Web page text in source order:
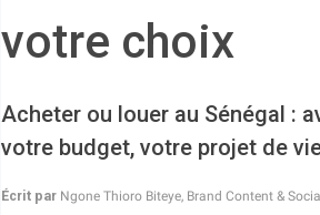
votre choix
Acheter ou louer au Sénégal :
votre budget, votre projet de
Écrit parNgone Thioro Biteye, Brand Content &